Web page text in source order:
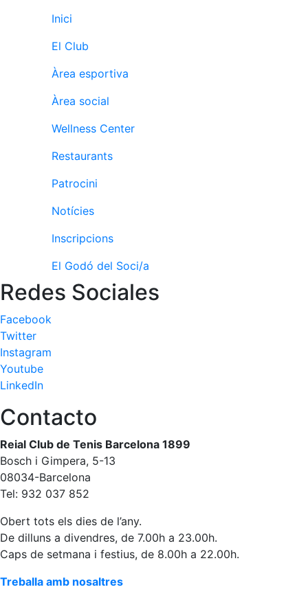
(FAQs)
nosaltres
Àrea esportiva
Tennis
Escola de
Palmarès
equips
Jugadors
professionals
Competicions
Campionat
Social de
Quadres
Històric
del
Campionat
Social
Fotos
Normativa
Pàdel
Pàdel
Inici
El Club
Àrea esportiva
Àrea social
Wellness Center
Restaurants
Patrocini
Notícies
Inscripcions
El Godó del Soci/a
Redes Sociales
Facebook
Twitter
Instagram
Youtube
LinkedIn
Contacto
Reial Club de Tenis Barcelona 1899
Bosch i Gimpera, 5-13
08034-Barcelona
Tel: 932 037 852
Obert tots els dies de l’any.
De dilluns a divendres, de 7.00h a 23.00h.
Caps de setmana i festius, de 8.00h a 22.00h.
Treballa amb nosaltres